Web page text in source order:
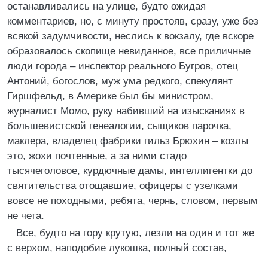
останавливались на улице, будто ожидая
комментариев, но, с минуту простояв, сразу, уже без
всякой задумчивости, неслись к вокзалу, где вскоре
образовалось скопище невиданное, все приличные
люди города – инспектор реального Бугров, отец
Антоний, богослов, муж ума редкого, спекулянт
Гиршфельд, в Америке был бы министром,
журналист Момо, руку набивший на изысканиях в
большевистской генеалогии, сыщиков парочка,
маклера, владелец фабрики гильз Брюхин – козлы
это, жохи почтенные, а за ними стадо
тысячеголовое, курдючные дамы, интеллигентки до
святительства отощавшие, офицеры с узелками
вовсе не походными, ребята, чернь, словом, первым
не чета.
Все, будто на гору крутую, лезли на один и тот же
с верхом, наподобие лукошка, полный состав,